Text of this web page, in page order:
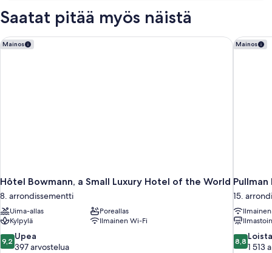
Saatat pitää myös näistä
Mainos
Hôtel Bowmann, a Small Luxury Hotel of the World
8. arrondissementti
Uima-allas
Poreallas
Kylpylä
Ilmainen Wi-Fi
9.2
kautta
9,2 Upea
397 arvostelua
Hôtel Bowmann, a Small Luxury Hotel of the World Mainos
Pullman
15.
8.8
kautta
8,8
1 513
Pullman